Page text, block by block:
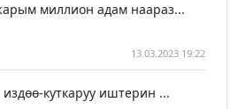
миллион адам наараз...
13.03.2023 19:22
куткаруу иштерин ...